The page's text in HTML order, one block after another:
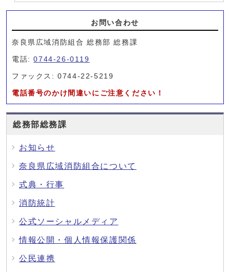
お問い合わせ
奈良県広域消防組合 総務部 総務課
電話:0744-26-0119
ファックス: 0744-22-5219
電話番号のかけ間違いにご注意ください！
総務部総務課
お知らせ
奈良県広域消防組合について
式典・行事
消防統計
公式ソーシャルメディア
情報公開・個人情報保護関係
公民連携